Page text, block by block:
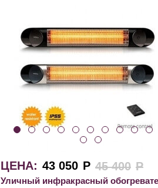
ЦЕНА: 43 050 Р 45 400 Р
Уличный инфракрасный